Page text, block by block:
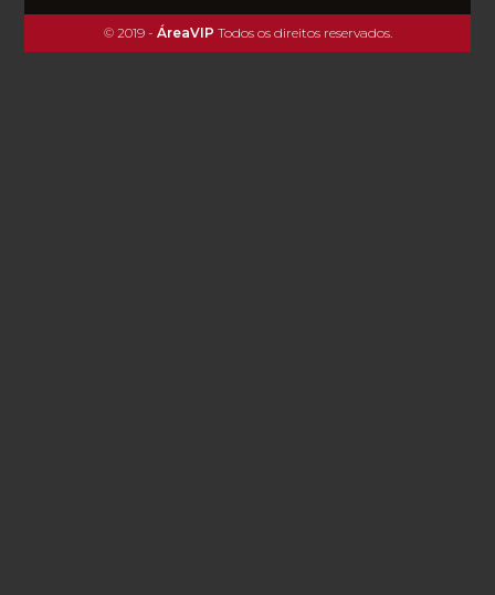
© 2019 - ÁreaVIP Todos os direitos reservados.